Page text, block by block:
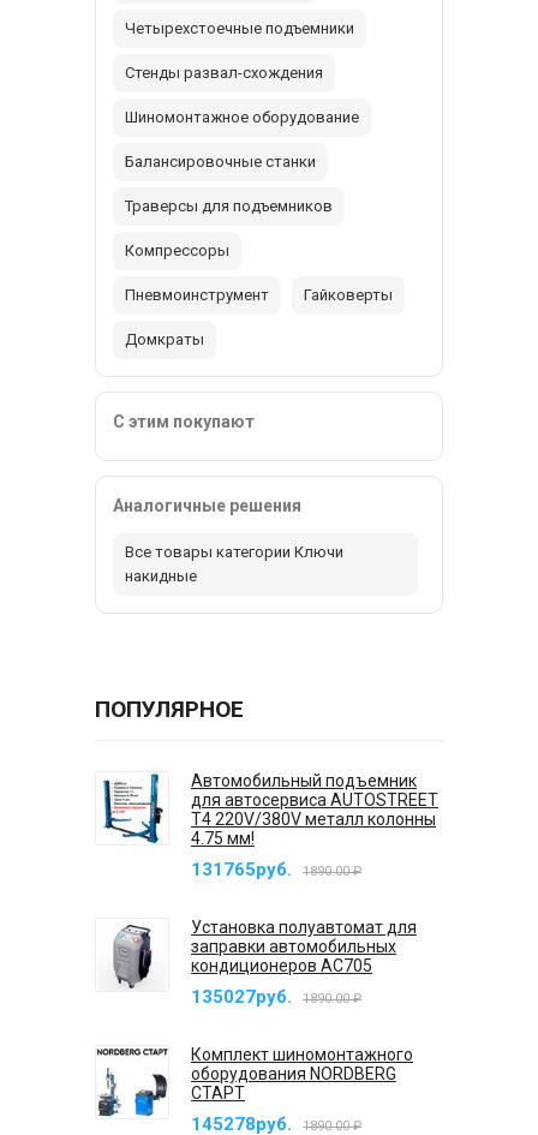
Четырехстоечные подъемники
Стенды развал-схождения
Шиномонтажное оборудование
Балансировочные станки
Траверсы для подъемников
Компрессоры
Пневмоинструмент Гайковерты
Домкраты
С этим покупают
Аналогичные решения
Все товары категории Ключи
накидные
ПОПУЛЯРНОЕ
Автомобильный подъемник
для автосервиса AUTOSTREET
T4 220V/380V металл колонны
4.75 мм!
131765руб. 1890.00 ₽
Установка полуавтомат для
заправки автомобильных
кондиционеров AC705
135027руб. 1890.00 ₽
Комплект шиномонтажного
оборудования NORDBERG
СТАРТ
145278руб. 1890.00 ₽